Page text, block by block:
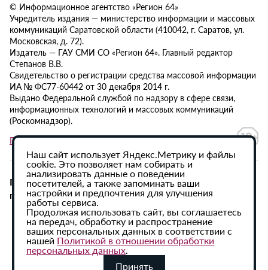
© Информационное агентство «Регион 64»
Учредитель издания — министерство информации и массовых
коммуникаций Саратовской области (410042, г. Саратов, ул.
Московская, д. 72).
Издатель — ГАУ СМИ СО «Регион 64». Главный редактор
Степанов В.В.
Свидетельство о регистрации средства массовой информации
ИА № ФС77-60442 от 30 декабря 2014 г.
Выдано Федеральной службой по надзору в сфере связи,
информационных технологий и массовых коммуникаций
(Роскомнадзор).
Политика в отношении обработки персональных данных
При использовании материалов сайта активная
гиперссылка на ИА «Регион 64» обязательна.
Наш сайт использует Яндекс.Метрику и файлы
cookie. Это позволяет нам собирать и
анализировать данные о поведении
посетителей, а также запоминать ваши
настройки и предпочтения для улучшения
работы сервиса.
Продолжая использовать сайт, вы соглашаетесь
на передач, обработку и распространение
ваших персональных данных в соответствии с
нашей Политикой в отношении обработки
персональных данных.
Принять